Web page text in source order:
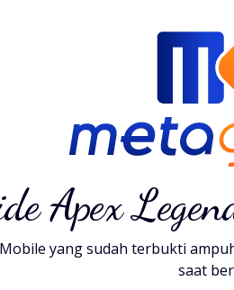
Apex
yang sudah terbukti
saat